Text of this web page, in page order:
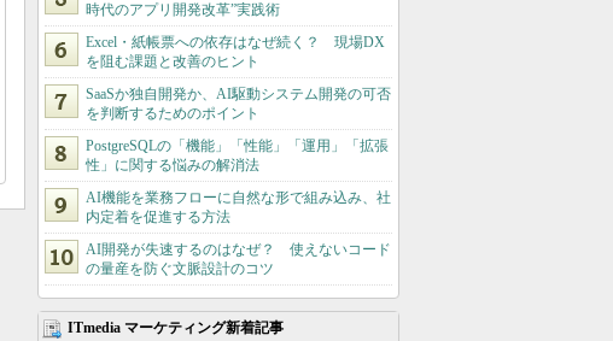
時代のアプリ開発改革”実践術
Excel・紙帳票への依存はなぜ続く？ 現場DX
を阻む課題と改善のヒント
SaaSか独自開発か、AI駆動システム開発の可否
を判断するためのポイント
PostgreSQLの「機能」「性能」「運用」「拡張
性」に関する悩みの解消法
AI機能を業務フローに自然な形で組み込み、社
内定着を促進する方法
AI開発が失速するのはなぜ？ 使えないコード
の量産を防ぐ文脈設計のコツ
ITmedia マーケティング新着記事